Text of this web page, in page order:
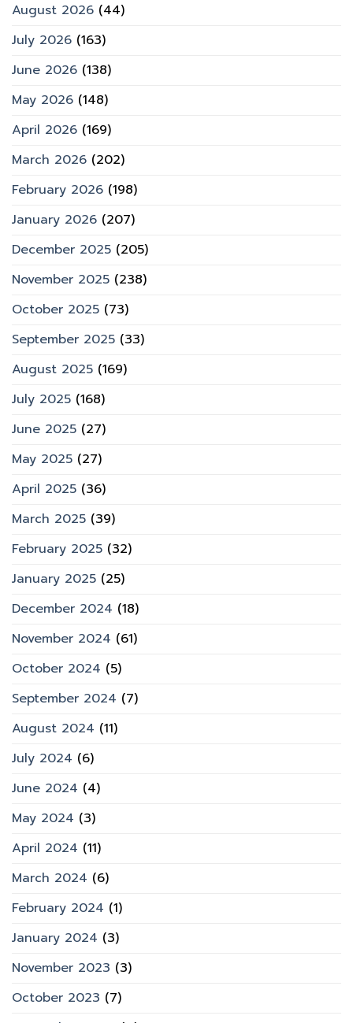
August 2026 (44)
July 2026 (163)
June 2026 (138)
May 2026 (148)
April 2026 (169)
March 2026 (202)
February 2026 (198)
January 2026 (207)
December 2025 (205)
November 2025 (238)
October 2025 (73)
September 2025 (33)
August 2025 (169)
July 2025 (168)
June 2025 (27)
May 2025 (27)
April 2025 (36)
March 2025 (39)
February 2025 (32)
January 2025 (25)
December 2024 (18)
November 2024 (61)
October 2024 (5)
September 2024 (7)
August 2024 (11)
July 2024 (6)
June 2024 (4)
May 2024 (3)
April 2024 (11)
March 2024 (6)
February 2024 (1)
January 2024 (3)
November 2023 (3)
October 2023 (7)